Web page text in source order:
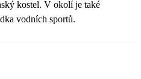
kostel. V okolí je také
vodních sportů.